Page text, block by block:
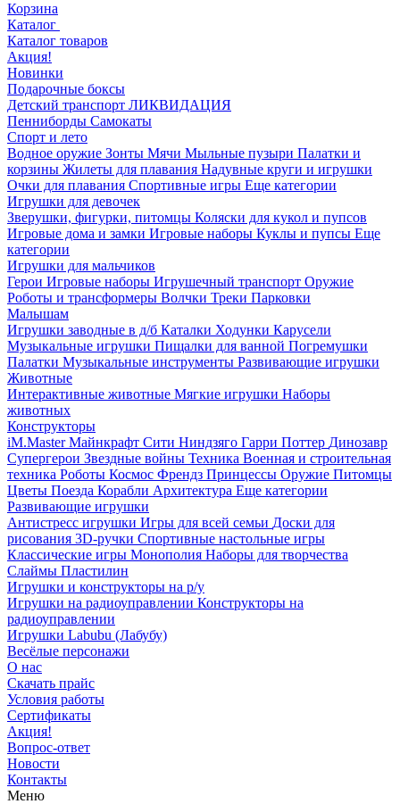
Корзина
Каталог
Каталог товаров
Акция!
Новинки
Подарочные боксы
Детский транспорт ЛИКВИДАЦИЯ
Пенниборды Самокаты
Спорт и лето
Водное оружие Зонты Мячи Мыльные пузыри Палатки и
корзины Жилеты для плавания Надувные круги и игрушки
Очки для плавания Спортивные игры Еще категории
Игрушки для девочек
Зверушки, фигурки, питомцы Коляски для кукол и пупсов
Игровые дома и замки Игровые наборы Куклы и пупсы Еще
категории
Игрушки для мальчиков
Герои Игровые наборы Игрушечный транспорт Оружие
Роботы и трансформеры Волчки Треки Парковки
Малышам
Игрушки заводные в д/б Каталки Ходунки Карусели
Музыкальные игрушки Пищалки для ванной Погремушки
Палатки Музыкальные инструменты Развивающие игрушки
Животные
Интерактивные животные Мягкие игрушки Наборы
животных
Конструкторы
iM.Master Майнкрафт Сити Ниндзяго Гарри Поттер Динозавр
Супергерои Звездные войны Техника Военная и строительная
техника Роботы Космос Френдз Принцессы Оружие Питомцы
Цветы Поезда Корабли Архитектура Еще категории
Развивающие игрушки
Антистресс игрушки Игры для всей семьи Доски для
рисования 3D-ручки Спортивные настольные игры
Классические игры Монополия Наборы для творчества
Слаймы Пластилин
Игрушки и конструкторы на р/у
Игрушки на радиоуправлении Конструкторы на
радиоуправлении
Игрушки Labubu (Лабубу)
Весёлые персонажи
О нас
Скачать прайс
Условия работы
Сертификаты
Акция!
Вопрос-ответ
Новости
Контакты
Меню